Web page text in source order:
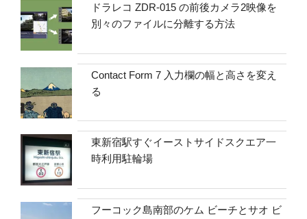
ドラレコ ZDR-015 の前後カメラ2映像を
別々のファイルに分離する方法
Contact Form 7 入力欄の幅と高さを変え
る
東新宿駅すぐイーストサイドスクエア一
時利用駐輪場
フーコック島南部のケム ビーチとサオ ビ